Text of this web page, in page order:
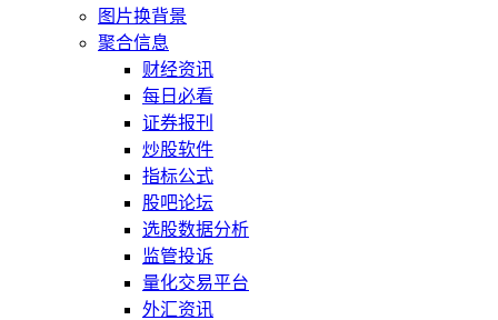
图片换背景
聚合信息
财经资讯
每日必看
证券报刊
炒股软件
指标公式
股吧论坛
选股数据分析
监管投诉
量化交易平台
外汇资讯